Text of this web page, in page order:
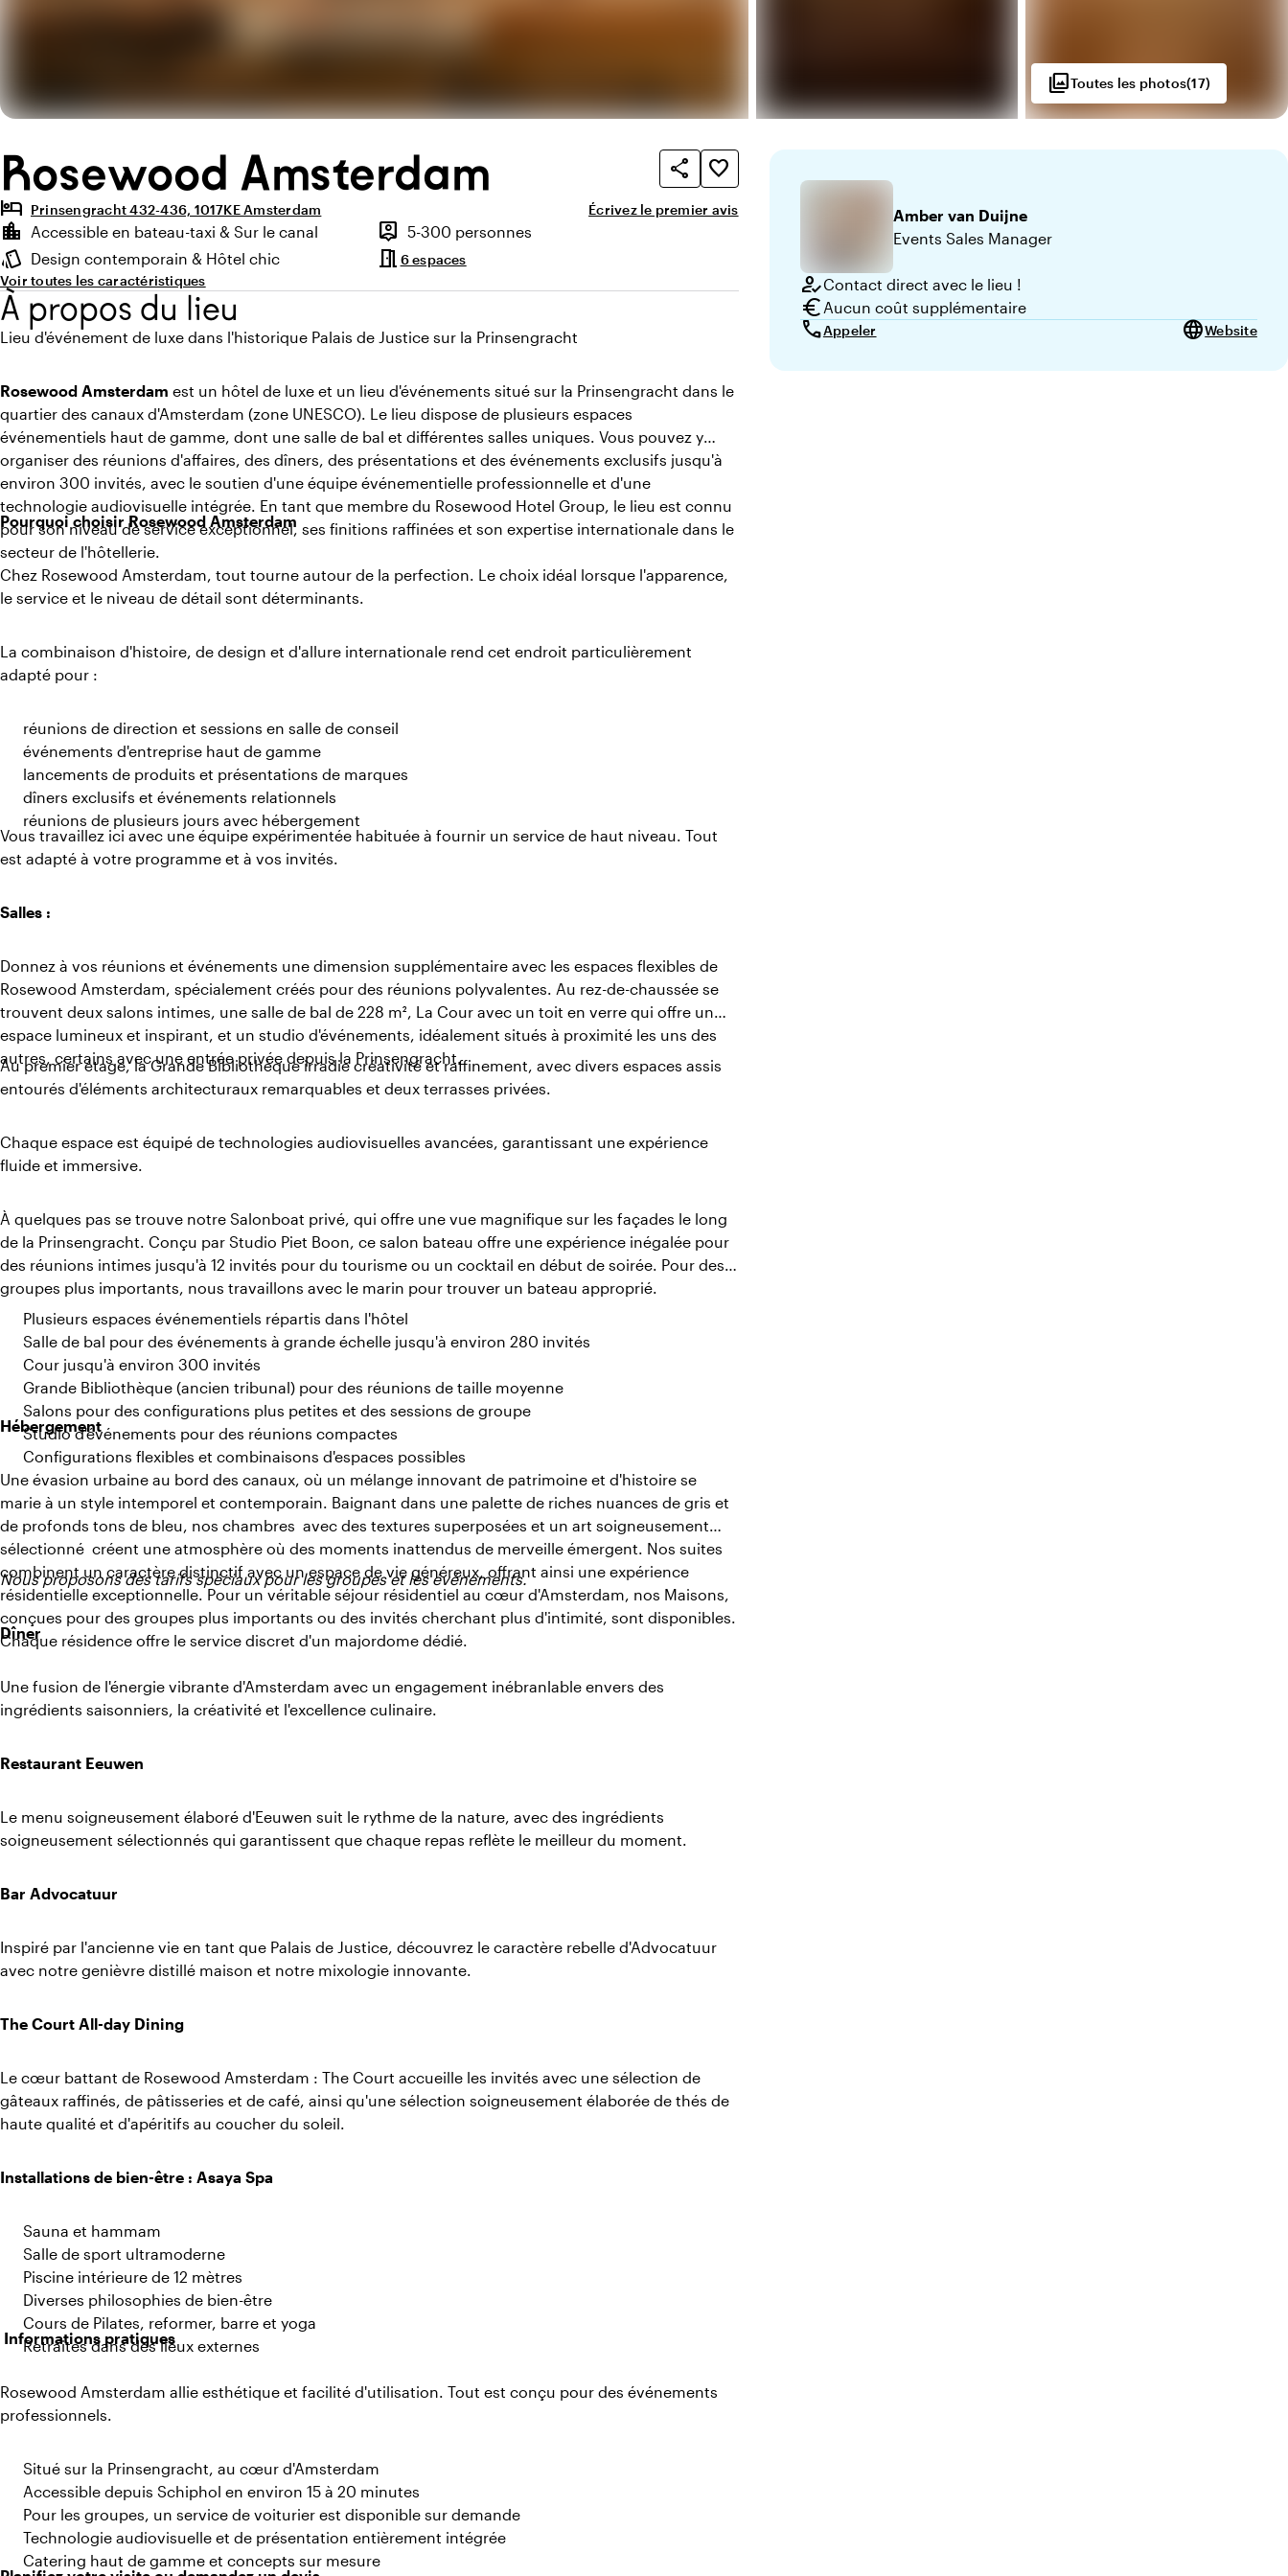
photo_libraryToutes les photos(17)
Rosewood Amsterdam share
favorite_border
hotel Prinsengracht 432-436, 1017KE Amsterdam Écrivez le premier avis
Points forts
location_city
Environnement
Accessible en bateau-taxi & Sur le canal person_pin
Capacité
5-300 personnes
style
Ambiance
Design contemporain & Hôtel chic meeting_room 6 espaces
Voir toutes les caractéristiques
À propos du lieu
Lieu d'événement de luxe dans l'historique Palais de Justice sur la Prinsengracht
Rosewood Amsterdam est un hôtel de luxe et un lieu d'événements situé sur la Prinsengracht dans le
quartier des canaux d'Amsterdam (zone UNESCO). Le lieu dispose de plusieurs espaces
événementiels haut de gamme, dont une salle de bal et différentes salles uniques. Vous pouvez y
organiser des réunions d'affaires, des dîners, des présentations et des événements exclusifs jusqu'à
environ 300 invités, avec le soutien d'une équipe événementielle professionnelle et d'une
technologie audiovisuelle intégrée. En tant que membre du Rosewood Hotel Group, le lieu est connu
pour son niveau de service exceptionnel, ses finitions raffinées et son expertise internationale dans le
secteur de l'hôtellerie.
Pourquoi choisir Rosewood Amsterdam
Chez Rosewood Amsterdam, tout tourne autour de la perfection. Le choix idéal lorsque l'apparence,
le service et le niveau de détail sont déterminants.
La combinaison d'histoire, de design et d'allure internationale rend cet endroit particulièrement
adapté pour :
réunions de direction et sessions en salle de conseil
événements d'entreprise haut de gamme
lancements de produits et présentations de marques
dîners exclusifs et événements relationnels
réunions de plusieurs jours avec hébergement
Vous travaillez ici avec une équipe expérimentée habituée à fournir un service de haut niveau. Tout
est adapté à votre programme et à vos invités.
Salles :
Donnez à vos réunions et événements une dimension supplémentaire avec les espaces flexibles de
Rosewood Amsterdam, spécialement créés pour des réunions polyvalentes. Au rez-de-chaussée se
trouvent deux salons intimes, une salle de bal de 228 m², La Cour avec un toit en verre qui offre un
espace lumineux et inspirant, et un studio d'événements, idéalement situés à proximité les uns des
autres, certains avec une entrée privée depuis la Prinsengracht.
Au premier étage, la Grande Bibliothèque irradie créativité et raffinement, avec divers espaces assis
entourés d'éléments architecturaux remarquables et deux terrasses privées.
Chaque espace est équipé de technologies audiovisuelles avancées, garantissant une expérience
fluide et immersive.
À quelques pas se trouve notre Salonboat privé, qui offre une vue magnifique sur les façades le long
de la Prinsengracht. Conçu par Studio Piet Boon, ce salon bateau offre une expérience inégalée pour
des réunions intimes jusqu'à 12 invités pour du tourisme ou un cocktail en début de soirée. Pour des
groupes plus importants, nous travaillons avec le marin pour trouver un bateau approprié.
Plusieurs espaces événementiels répartis dans l'hôtel
Salle de bal pour des événements à grande échelle jusqu'à environ 280 invités
Cour jusqu'à environ 300 invités
Grande Bibliothèque (ancien tribunal) pour des réunions de taille moyenne
Salons pour des configurations plus petites et des sessions de groupe
Studio d'événements pour des réunions compactes
Configurations flexibles et combinaisons d'espaces possibles
Hébergement
Une évasion urbaine au bord des canaux, où un mélange innovant de patrimoine et d'histoire se
marie à un style intemporel et contemporain. Baignant dans une palette de riches nuances de gris et
de profonds tons de bleu, nos chambres avec des textures superposées et un art soigneusement
sélectionné créent une atmosphère où des moments inattendus de merveille émergent. Nos suites
combinent un caractère distinctif avec un espace de vie généreux, offrant ainsi une expérience
résidentielle exceptionnelle. Pour un véritable séjour résidentiel au cœur d'Amsterdam, nos Maisons,
conçues pour des groupes plus importants ou des invités cherchant plus d'intimité, sont disponibles.
Chaque résidence offre le service discret d'un majordome dédié.
Nous proposons des tarifs spéciaux pour les groupes et les événements.
Dîner
Une fusion de l'énergie vibrante d'Amsterdam avec un engagement inébranlable envers des
ingrédients saisonniers, la créativité et l'excellence culinaire.
Restaurant Eeuwen
Le menu soigneusement élaboré d'Eeuwen suit le rythme de la nature, avec des ingrédients
soigneusement sélectionnés qui garantissent que chaque repas reflète le meilleur du moment.
Bar Advocatuur
Inspiré par l'ancienne vie en tant que Palais de Justice, découvrez le caractère rebelle d'Advocatuur
avec notre genièvre distillé maison et notre mixologie innovante.
The Court All-day Dining
Le cœur battant de Rosewood Amsterdam : The Court accueille les invités avec une sélection de
gâteaux raffinés, de pâtisseries et de café, ainsi qu'une sélection soigneusement élaborée de thés de
haute qualité et d'apéritifs au coucher du soleil.
Installations de bien-être : Asaya Spa
Sauna et hammam
Salle de sport ultramoderne
Piscine intérieure de 12 mètres
Diverses philosophies de bien-être
Cours de Pilates, reformer, barre et yoga
Retraites dans des lieux externes
Informations pratiques
Rosewood Amsterdam allie esthétique et facilité d'utilisation. Tout est conçu pour des événements
professionnels.
Situé sur la Prinsengracht, au cœur d'Amsterdam
Accessible depuis Schiphol en environ 15 à 20 minutes
Pour les groupes, un service de voiturier est disponible sur demande
Technologie audiovisuelle et de présentation entièrement intégrée
Catering haut de gamme et concepts sur mesure
Amber van Duijne
Events Sales Manager
how_to_regContact direct avec le lieu !
euro Aucun coût supplémentaire
callAppeler languageWebsite